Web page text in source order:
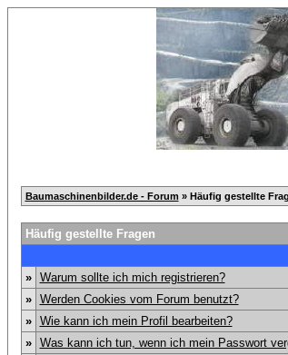
Baumaschinenbilder.de - Forum » Häufig gestellte
Häufig gestellte Fragen
»
Warum sollte ich mich registrieren?
»
Werden Cookies vom Forum benutzt?
»
Wie kann ich mein Profil bearbeiten?
»
Was kann ich tun, wenn ich mein Passwort